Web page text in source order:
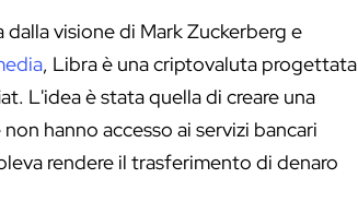
visione di Mark Zuckerberg e
, Libra è una criptovaluta progettata
L'idea è stata quella di creare una
hanno accesso ai servizi bancari
rendere il trasferimento di denaro